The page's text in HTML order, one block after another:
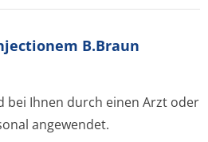
B.Braun
bei Ihnen durch einen Arzt oder
angewendet.